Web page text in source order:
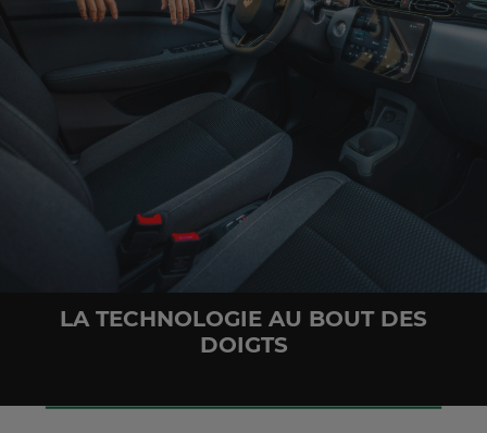
LA TECHNOLOGIE AU BOUT DES
DOIGTS